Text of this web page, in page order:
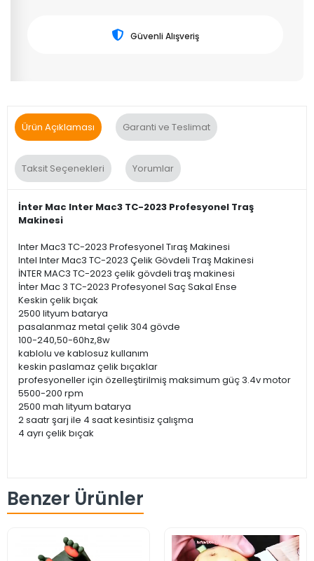
Güvenli Alışveriş
Ürün Açıklaması Garanti ve Teslimat
Taksit Seçenekleri Yorumlar
İnter Mac Inter Mac3 TC-2023 Profesyonel Traş
Makinesi
Inter Mac3 TC-2023 Profesyonel Tıraş Makinesi
Intel Inter Mac3 TC-2023 Çelik Gövdeli Traş Makinesi
İNTER MAC3 TC-2023 çelik gövdeli traş makinesi
İnter Mac 3 TC-2023 Profesyonel Saç Sakal Ense
Keskin çelik bıçak
2500 lityum batarya
pasalanmaz metal çelik 304 gövde
100-240,50-60hz,8w
kablolu ve kablosuz kullanım
keskin paslamaz çelik bıçaklar
profesyoneller için özelleştirilmiş maksimum güç 3.4v motor
5500-200 rpm
2500 mah lityum batarya
2 saatr şarj ile 4 saat kesintisiz çalışma
4 ayrı çelik bıçak
Benzer Ürünler